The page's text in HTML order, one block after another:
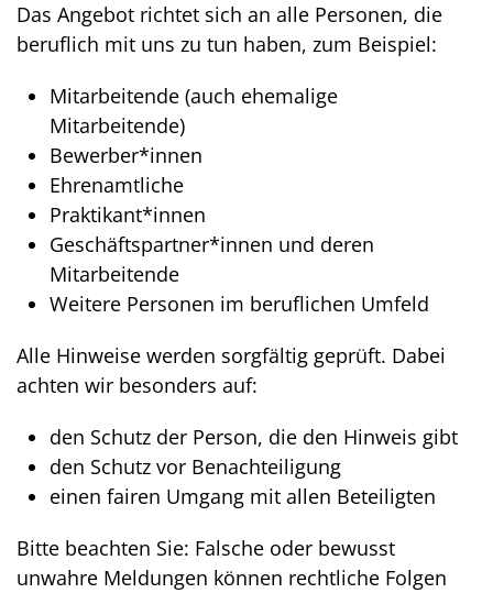
Das Angebot richtet sich an alle Personen, die
beruflich mit uns zu tun haben, zum Beispiel:
Mitarbeitende (auch ehemalige
Mitarbeitende)
Bewerber*innen
Ehrenamtliche
Praktikant*innen
Geschäftspartner*innen und deren
Mitarbeitende
Weitere Personen im beruflichen Umfeld
Alle Hinweise werden sorgfältig geprüft. Dabei
achten wir besonders auf:
den Schutz der Person, die den Hinweis gibt
den Schutz vor Benachteiligung
einen fairen Umgang mit allen Beteiligten
Bitte beachten Sie: Falsche oder bewusst
unwahre Meldungen können rechtliche Folgen